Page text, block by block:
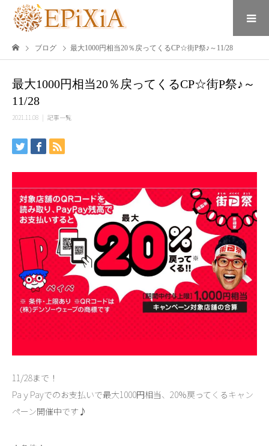
ブログ 最大1000円相当20％戻ってくるCP☆街P祭♪～11/28
最大1000円相当20％戻ってくるCP☆街P祭♪～
11/28
2021.11.08 記事一覧
11/28まで！
PaｙPayでのお支払いで最大1000円相当、20％戻ってくるキャン
ペーン開催中です♪